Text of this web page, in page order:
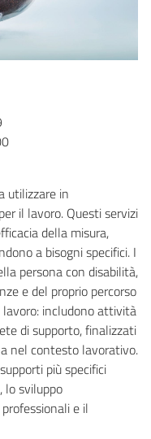
utilizzare in
il lavoro. Questi servizi
della misura,
a bisogni specifici. I
persona con disabilità,
e del proprio percorso
includono attività
di supporto, finalizzati
nel contesto lavorativo.
più specifici
lo sviluppo
e il